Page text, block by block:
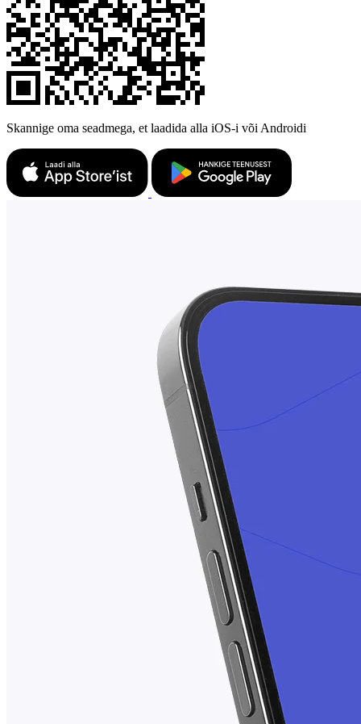
Skannige oma seadmega, et laadida alla iOS-i või Androidi